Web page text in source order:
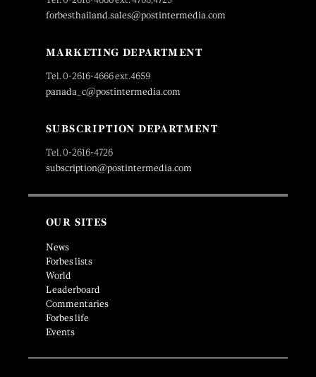
forbesthailand.sales@postintermedia.com
MARKETING DEPARTMENT
Tel. 0-2616-4666 ext.4659
panada_c@postintermedia.com
SUBSCRIPTION DEPARTMENT
Tel. 0-2616-4726
subscription@postintermedia.com
OUR SITES
News
Forbes lists
World
Leaderboard
Commentaries
Forbes life
Events